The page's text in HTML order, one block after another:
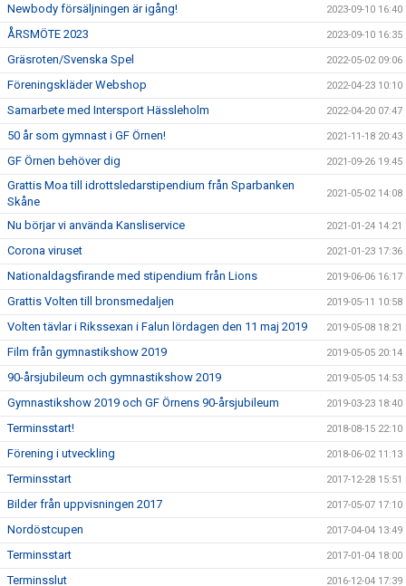
Newbody försäljningen är igång! 2023-09-10 16:40
ÅRSMÖTE 2023 2023-09-10 16:35
Gräsroten/Svenska Spel 2022-05-02 09:06
Föreningskläder Webshop 2022-04-23 10:10
Samarbete med Intersport Hässleholm 2022-04-20 07:47
50 år som gymnast i GF Örnen! 2021-11-18 20:43
GF Örnen behöver dig 2021-09-26 19:45
Grattis Moa till idrottsledarstipendium från Sparbanken
Skåne
2021-05-02 14:08
Nu börjar vi använda Kansliservice 2021-01-24 14:21
Corona viruset 2021-01-23 17:36
Nationaldagsfirande med stipendium från Lions 2019-06-06 16:17
Grattis Volten till bronsmedaljen 2019-05-11 10:58
Volten tävlar i Rikssexan i Falun lördagen den 11 maj 2019 2019-05-08 18:21
Film från gymnastikshow 2019 2019-05-05 20:14
90-årsjubileum och gymnastikshow 2019 2019-05-05 14:53
Gymnastikshow 2019 och GF Örnens 90-årsjubileum 2019-03-23 18:40
Terminsstart! 2018-08-15 22:10
Förening i utveckling 2018-06-02 11:13
Terminsstart 2017-12-28 15:51
Bilder från uppvisningen 2017 2017-05-07 17:10
Nordöstcupen 2017-04-04 13:49
Terminsstart 2017-01-04 18:00
Terminsslut 2016-12-04 17:39